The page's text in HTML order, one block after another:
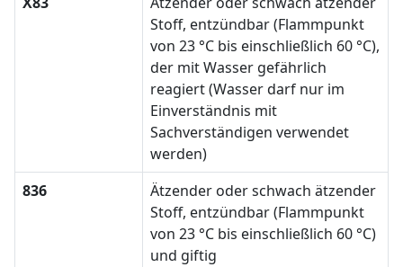
Stoff, entzündbar (Flammpunkt
von 23 °C bis einschließlich 60 °C),
der mit Wasser gefährlich
reagiert (Wasser darf nur im
Einverständnis mit
Sachverständigen verwendet
werden)
836
Ätzender oder schwach ätzender
Stoff, entzündbar (Flammpunkt
von 23 °C bis einschließlich 60 °C)
und giftig